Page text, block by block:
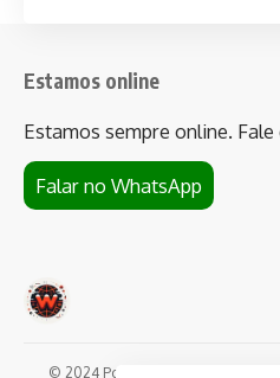
Estamos online
Estamos sempre online.
Falar no WhatsApp
© 2024 Portal de notícias Web